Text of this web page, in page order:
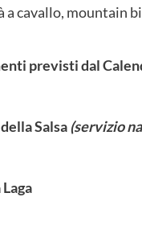
cavallo, mountain
previsti dal
Salsa(servizio